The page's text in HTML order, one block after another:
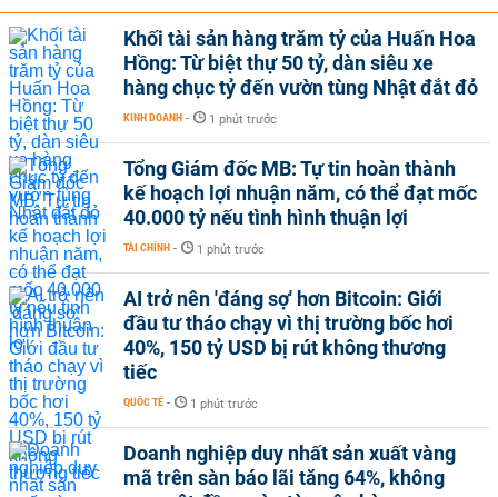
Khối tài sản hàng trăm tỷ của Huấn Hoa
Hồng: Từ biệt thự 50 tỷ, dàn siêu xe
hàng chục tỷ đến vườn tùng Nhật đắt đỏ
KINH DOANH - 1 phút trước
Tổng Giám đốc MB: Tự tin hoàn thành
kế hoạch lợi nhuận năm, có thể đạt mốc
40.000 tỷ nếu tình hình thuận lợi
TÀI CHÍNH - 1 phút trước
AI trở nên 'đáng sợ' hơn Bitcoin: Giới
đầu tư tháo chạy vì thị trường bốc hơi
40%, 150 tỷ USD bị rút không thương
tiếc
QUỐC TẾ - 1 phút trước
Doanh nghiệp duy nhất sản xuất vàng
mã trên sàn báo lãi tăng 64%, không